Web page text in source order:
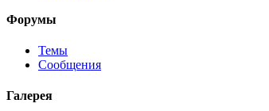
Форумы
Темы
Сообщения
Галерея